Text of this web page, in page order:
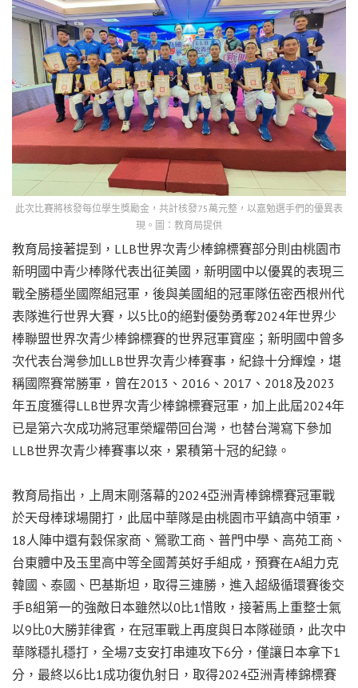
此次比賽將核發每位學生獎勵金，共計核發75萬元整，以嘉勉選手們的優異表
現。圖：教育局提供
教育局接著提到，LLB世界次青少棒錦標賽部分則由桃園市
新明國中青少棒隊代表出征美國，新明國中以優異的表現三
戰全勝穩坐國際組冠軍，後與美國組的冠軍隊伍密西根州代
表隊進行世界大賽，以5比0的絕對優勢勇奪2024年世界少
棒聯盟世界次青少棒錦標賽的世界冠軍寶座；新明國中曾多
次代表台灣參加LLB世界次青少棒賽事，紀錄十分輝煌，堪
稱國際賽常勝軍，曾在2013、2016、2017、2018及2023
年五度獲得LLB世界次青少棒錦標賽冠軍，加上此屆2024年
已是第六次成功將冠軍榮耀帶回台灣，也替台灣寫下參加
LLB世界次青少棒賽事以來，累積第十冠的紀錄。
教育局指出，上周末剛落幕的2024亞洲青棒錦標賽冠軍戰
於天母棒球場開打，此屆中華隊是由桃園市平鎮高中領軍，
18人陣中還有穀保家商、鶯歌工商、普門中學、高苑工商、
台東體中及玉里高中等全國菁英好手組成，預賽在A組力克
韓國、泰國、巴基斯坦，取得三連勝，進入超級循環賽後交
手B組第一的強敵日本雖然以0比1惜敗，接著馬上重整士氣
以9比0大勝菲律賓，在冠軍戰上再度與日本隊碰頭，此次中
華隊穩扎穩打，全場7支安打串連攻下6分，僅讓日本拿下1
分，最終以6比1成功復仇射日，取得2024亞洲青棒錦標賽